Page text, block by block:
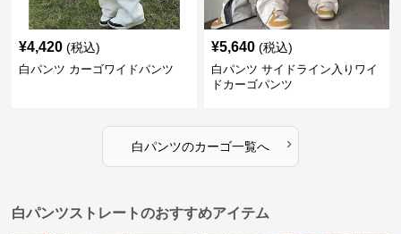
¥4,420 (税込)
白パンツ カーゴワイドパンツ
¥5,640 (税込)
白パンツ サイドライン入りワイ
ドカーゴパンツ
白パンツのカーゴ一覧へ ›
白パンツストレートのおすすめアイテム